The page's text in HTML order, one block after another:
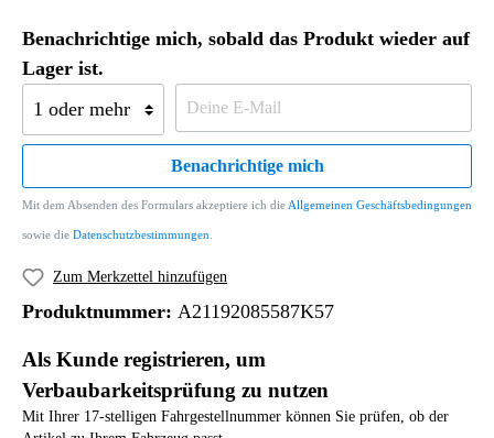
Benachrichtige mich, sobald das Produkt wieder auf
Lager ist.
Benachrichtige mich
Mit dem Absenden des Formulars akzeptiere ich die Allgemeinen Geschäftsbedingungen
sowie die Datenschutzbestimmungen
Zum Merkzettel hinzufügen
Produktnummer: A21192085587K57
Als Kunde registrieren, um
Verbaubarkeitsprüfung zu nutzen
Mit Ihrer 17-stelligen Fahrgestellnummer können Sie prüfen, ob der